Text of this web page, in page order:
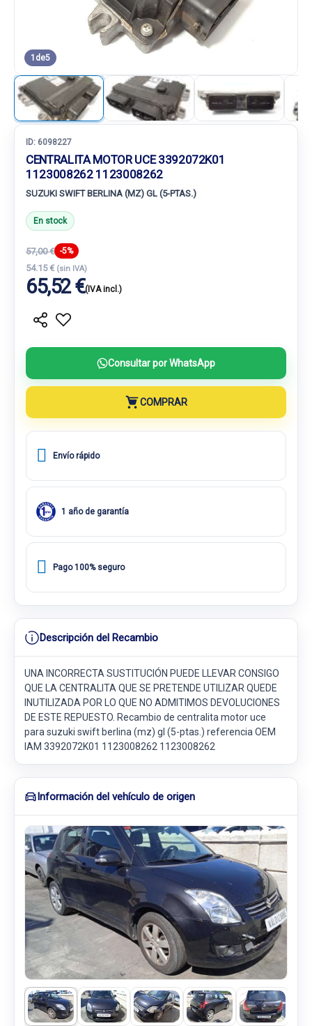
1 de5
ID: 6098227
CENTRALITA MOTOR UCE 3392072K01
1123008262 1123008262
SUZUKI SWIFT BERLINA (MZ) GL (5-PTAS.)
En stock
57,00 € -5%
54.15 € (sin IVA)
65,52 €(IVA incl.)
Consultar por WhatsApp
COMPRAR
Envío rápido
1 año de garantía
Pago 100% seguro
Descripción del Recambio
UNA INCORRECTA SUSTITUCIÓN PUEDE LLEVAR CONSIGO
QUE LA CENTRALITA QUE SE PRETENDE UTILIZAR QUEDE
INUTILIZADA POR LO QUE NO ADMITIMOS DEVOLUCIONES
DE ESTE REPUESTO. Recambio de centralita motor uce
para suzuki swift berlina (mz) gl (5-ptas.) referencia OEM
IAM 3392072K01 1123008262 1123008262
Información del vehículo de origen